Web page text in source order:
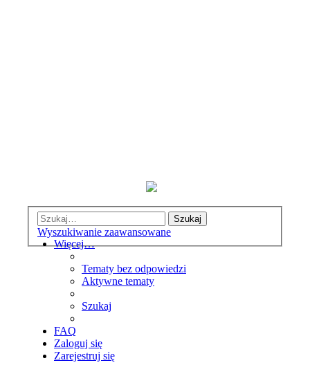
Szukaj
Wyszukiwanie zaawansowane
Więcej…
Tematy bez odpowiedzi
Aktywne tematy
Szukaj
FAQ
Zaloguj się
Zarejestruj się